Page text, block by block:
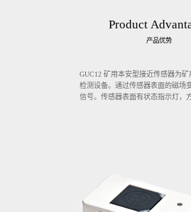
Product
产品优势
GUC12 矿用本安型接近传感器为
检测设备。通过传感器表面的磁场
信号。传感器表面有状态指示灯，